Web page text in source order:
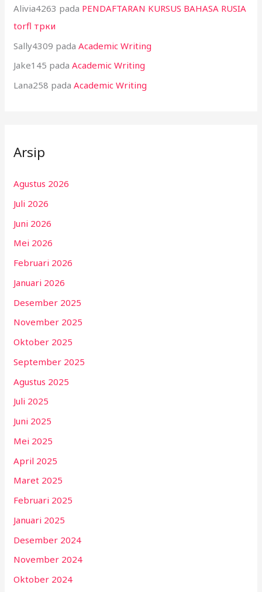
Alivia4263 pada PENDAFTARAN KURSUS BAHASA RUSIA
torfl трки
Sally4309 padaAcademic Writing
Jake145 padaAcademic Writing
Lana258 padaAcademic Writing
Arsip
Agustus 2026
Juli 2026
Juni 2026
Mei 2026
Februari 2026
Januari 2026
Desember 2025
November 2025
Oktober 2025
September 2025
Agustus 2025
Juli 2025
Juni 2025
Mei 2025
April 2025
Maret 2025
Februari 2025
Januari 2025
Desember 2024
November 2024
Oktober 2024